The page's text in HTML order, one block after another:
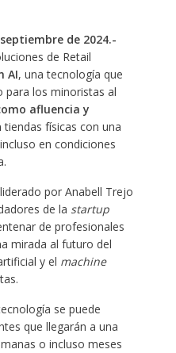
de 2024.-
de Retail
AI, una tecnología que
para los minoristas al
afluencia y
tiendas físicas con una
en condiciones
por Anabell Trejo
de la startup
de profesionales
mirada al futuro del
y el machine
se puede
que llegarán a una
o incluso meses